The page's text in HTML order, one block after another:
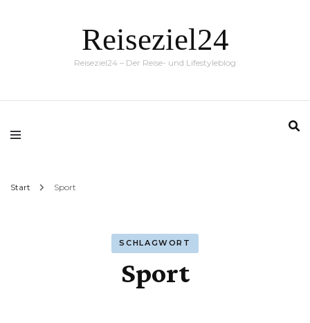
Reiseziel24
Reiseziel24 – Der Reise- und Lifestyleblog
Start Sport
SCHLAGWORT
Sport